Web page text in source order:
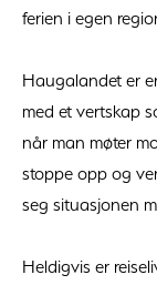
ferien i egen
Haugalandet er
med et vertskap
når man møter
stoppe opp og
seg situasjonen
Heldigvis er